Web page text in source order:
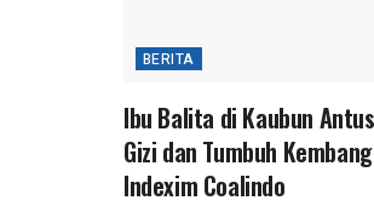
BERITA
Ibu Balita di Kaubun
Gizi dan Tumbuh
Indexim Coalindo